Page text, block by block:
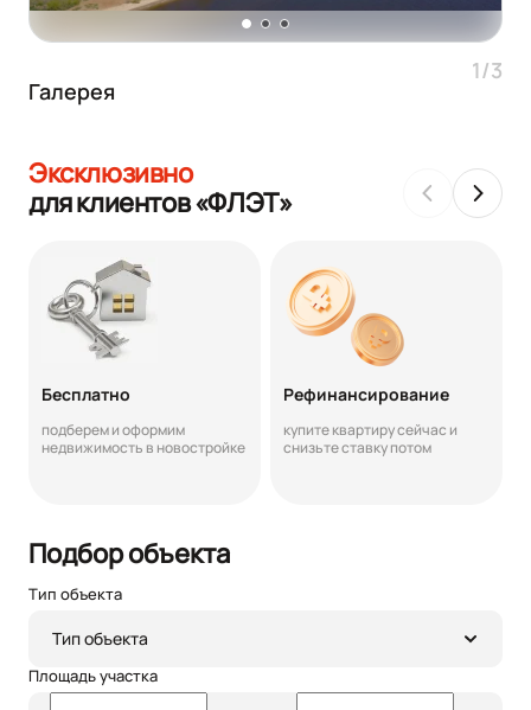
Галерея
1/3
Эксклюзивно
для клиентов «ФЛЭТ»
Бесплатно
подберем и оформим
недвижимость в новостройке
Рефинансирование
купите квартиру сейчас и
снизьте ставку потом
Подбор объекта
Тип объекта
Тип объекта
Площадь участка